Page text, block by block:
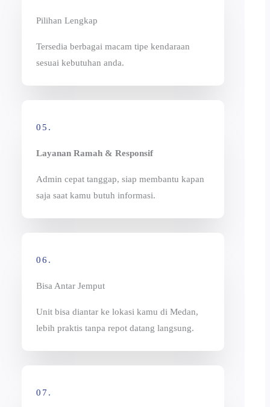
Pilihan Lengkap
Tersedia berbagai macam tipe kendaraan
sesuai kebutuhan anda.
05.
Layanan Ramah & Responsif
Admin cepat tanggap, siap membantu kapan
saja saat kamu butuh informasi.
06.
Bisa Antar Jemput
Unit bisa diantar ke lokasi kamu di Medan,
lebih praktis tanpa repot datang langsung.
07.